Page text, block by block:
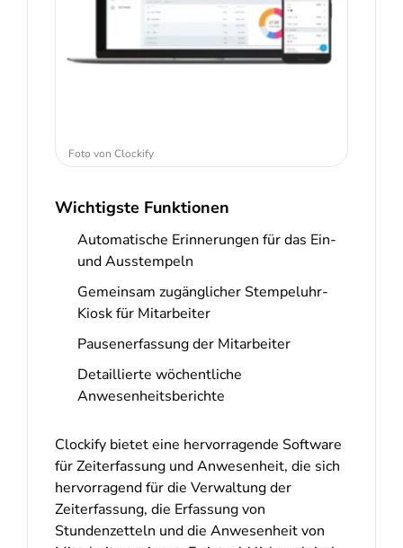
Foto von Clockify
Wichtigste Funktionen
Automatische Erinnerungen für das Ein-
und Ausstempeln
Gemeinsam zugänglicher Stempeluhr-
Kiosk für Mitarbeiter
Pausenerfassung der Mitarbeiter
Detaillierte wöchentliche
Anwesenheitsberichte
Clockify bietet eine hervorragende Software
für Zeiterfassung und Anwesenheit, die sich
hervorragend für die Verwaltung der
Zeiterfassung, die Erfassung von
Stundenzetteln und die Anwesenheit von